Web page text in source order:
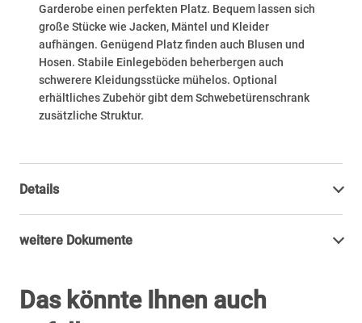
Garderobe einen perfekten Platz. Bequem lassen sich
große Stücke wie Jacken, Mäntel und Kleider
aufhängen. Genügend Platz finden auch Blusen und
Hosen. Stabile Einlegeböden beherbergen auch
schwerere Kleidungsstücke mühelos. Optional
erhältliches Zubehör gibt dem Schwebetürenschrank
zusätzliche Struktur.
Details
weitere Dokumente
Das könnte Ihnen auch